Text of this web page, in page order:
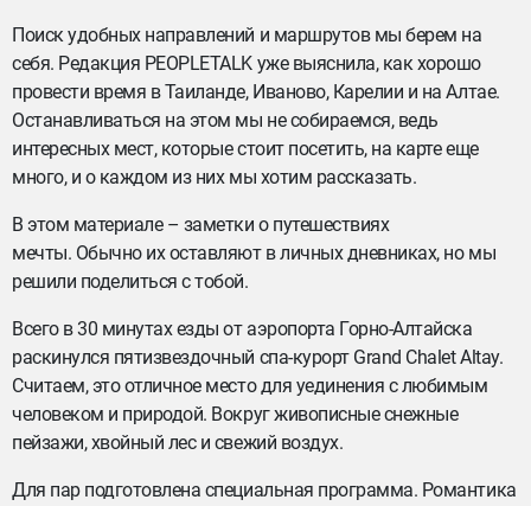
Поиск удобных направлений и маршрутов мы берем на
себя. Редакция PEOPLETALK уже выяснила, как хорошо
провести время в Таиланде, Иваново, Карелии и на Алтае.
Останавливаться на этом мы не собираемся, ведь
интересных мест, которые стоит посетить, на карте еще
много, и о каждом из них мы хотим рассказать.
В этом материале – заметки о путешествиях
мечты. Обычно их оставляют в личных дневниках, но мы
решили поделиться с тобой.
Всего в 30 минутах езды от аэропорта Горно-Алтайска
раскинулся пятизвездочный спа-курорт Grand Chalet Altay.
Считаем, это отличное место для уединения с любимым
человеком и природой. Вокруг живописные снежные
пейзажи, хвойный лес и свежий воздух.
Для пар подготовлена специальная программа. Романтика